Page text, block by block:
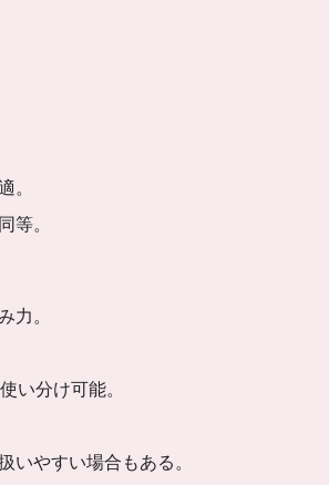
。
等。
力。
い分け可能。
いやすい場合もある。